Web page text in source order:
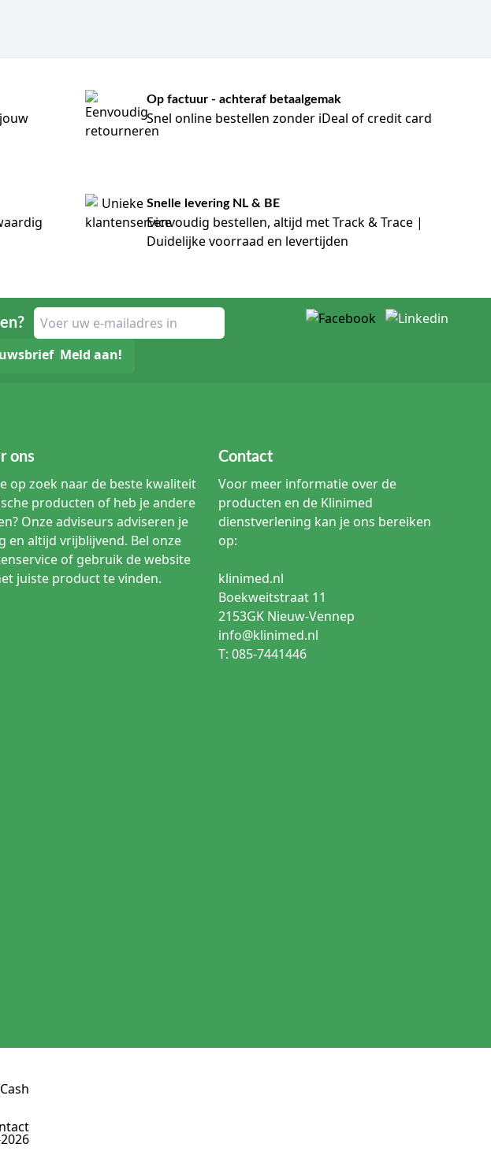
Op factuur - achteraf betaalgemak
Snel online bestellen zonder iDeal of credit card
Snelle levering NL & BE
Eenvoudig bestellen, altijd met Track & Trace |
Duidelijke voorraad en levertijden
Meld aan!
ons
op zoek naar de beste kwaliteit
producten of heb je andere
Onze adviseurs adviseren je
en altijd vrijblijvend. Bel onze
of gebruik de website
juiste product te vinden.
Contact
Voor meer informatie over de
producten en de Klinimed
dienstverlening kan je ons bereiken
op:
klinimed.nl
Boekweitstraat 11
2153GK Nieuw-Vennep
info@klinimed.nl
T: 085-7441446